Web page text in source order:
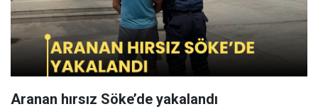
Aranan hırsız Söke’de yakalandı